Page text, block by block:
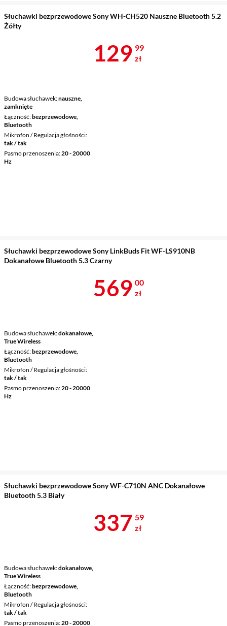
Słuchawki bezprzewodowe Sony WH-CH520 Nauszne Bluetooth 5.2
Żółty
Budowa słuchawek nauszne,
zamknięte
Łączność bezprzewodowe,
Bluetooth
Mikrofon / Regulacja głośności
tak / tak
Pasmo przenoszenia 20 - 20000
Hz
Cena 129,99
129 99
zł
Słuchawki bezprzewodowe Sony LinkBuds Fit WF-LS910NB
Dokanałowe Bluetooth 5.3 Czarny
Budowa słuchawek dokanałowe,
True Wireless
Łączność bezprzewodowe,
Bluetooth
Mikrofon / Regulacja głośności
tak / tak
Pasmo przenoszenia 20 - 20000
Hz
Cena 569 zł
569 00
zł
Słuchawki bezprzewodowe Sony WF-C710N ANC Dokanałowe
Bluetooth 5.3 Biały
Budowa słuchawek dokanałowe,
True Wireless
Łączność bezprzewodowe,
Bluetooth
Mikrofon / Regulacja głośności
tak / tak
Pasmo przenoszenia 20 - 20000
Cena 337,59
337 59
zł